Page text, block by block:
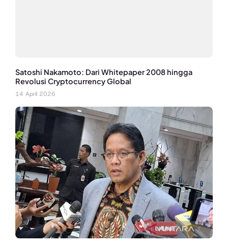
Satoshi Nakamoto: Dari Whitepaper 2008 hingga
Revolusi Cryptocurrency Global
14 April 2026